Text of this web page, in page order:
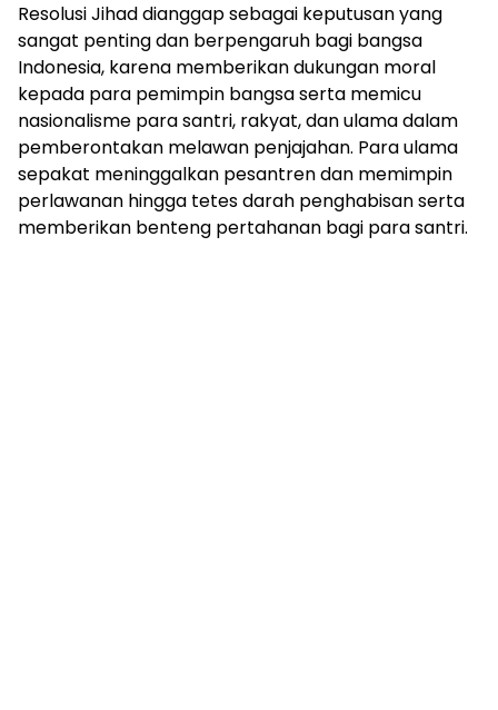
Resolusi Jihad dianggap sebagai keputusan yang
sangat penting dan berpengaruh bagi bangsa
Indonesia, karena memberikan dukungan moral
kepada para pemimpin bangsa serta memicu
nasionalisme para santri, rakyat, dan ulama dalam
pemberontakan melawan penjajahan. Para ulama
sepakat meninggalkan pesantren dan memimpin
perlawanan hingga tetes darah penghabisan serta
memberikan benteng pertahanan bagi para santri.